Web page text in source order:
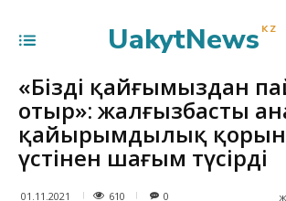
UakytNews KZ
«Біздің қайғымыздан
отыр»: жалғызбасты
қайырымдылық
үстінен шағым түсірді
01.11.2021 610 0